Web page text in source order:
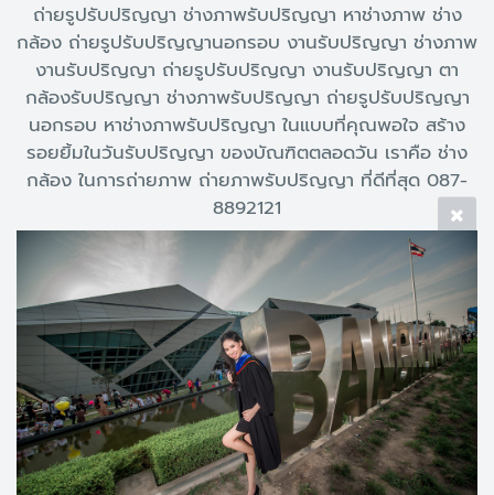
ถ่ายรูปรับปริญญา ช่างภาพรับปริญญา หาช่างภาพ ช่าง
กล้อง ถ่ายรูปรับปริญญานอกรอบ งานรับปริญญา ช่างภาพ
งานรับปริญญา ถ่ายรูปรับปริญญา งานรับปริญญา ตา
กล้องรับปริญญา ช่างภาพรับปริญญา ถ่ายรูปรับปริญญา
นอกรอบ หาช่างภาพรับปริญญา ในแบบที่คุณพอใจ สร้าง
รอยยิ้มในวันรับปริญญา ของบัณฑิตตลอดวัน เราคือ ช่าง
กล้อง ในการถ่ายภาพ ถ่ายภาพรับปริญญา ที่ดีที่สุด 087-
8892121